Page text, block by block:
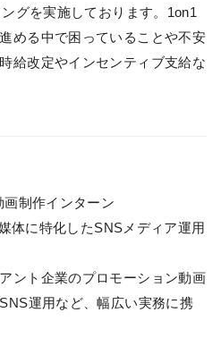
グを実施しております。1on1
める中で困っていることや不安
給改定やインセンティブ支給な
制作インターン
体に特化したSNSメディア運用
ント企業のプロモーション動画
運用など、幅広い実務に携